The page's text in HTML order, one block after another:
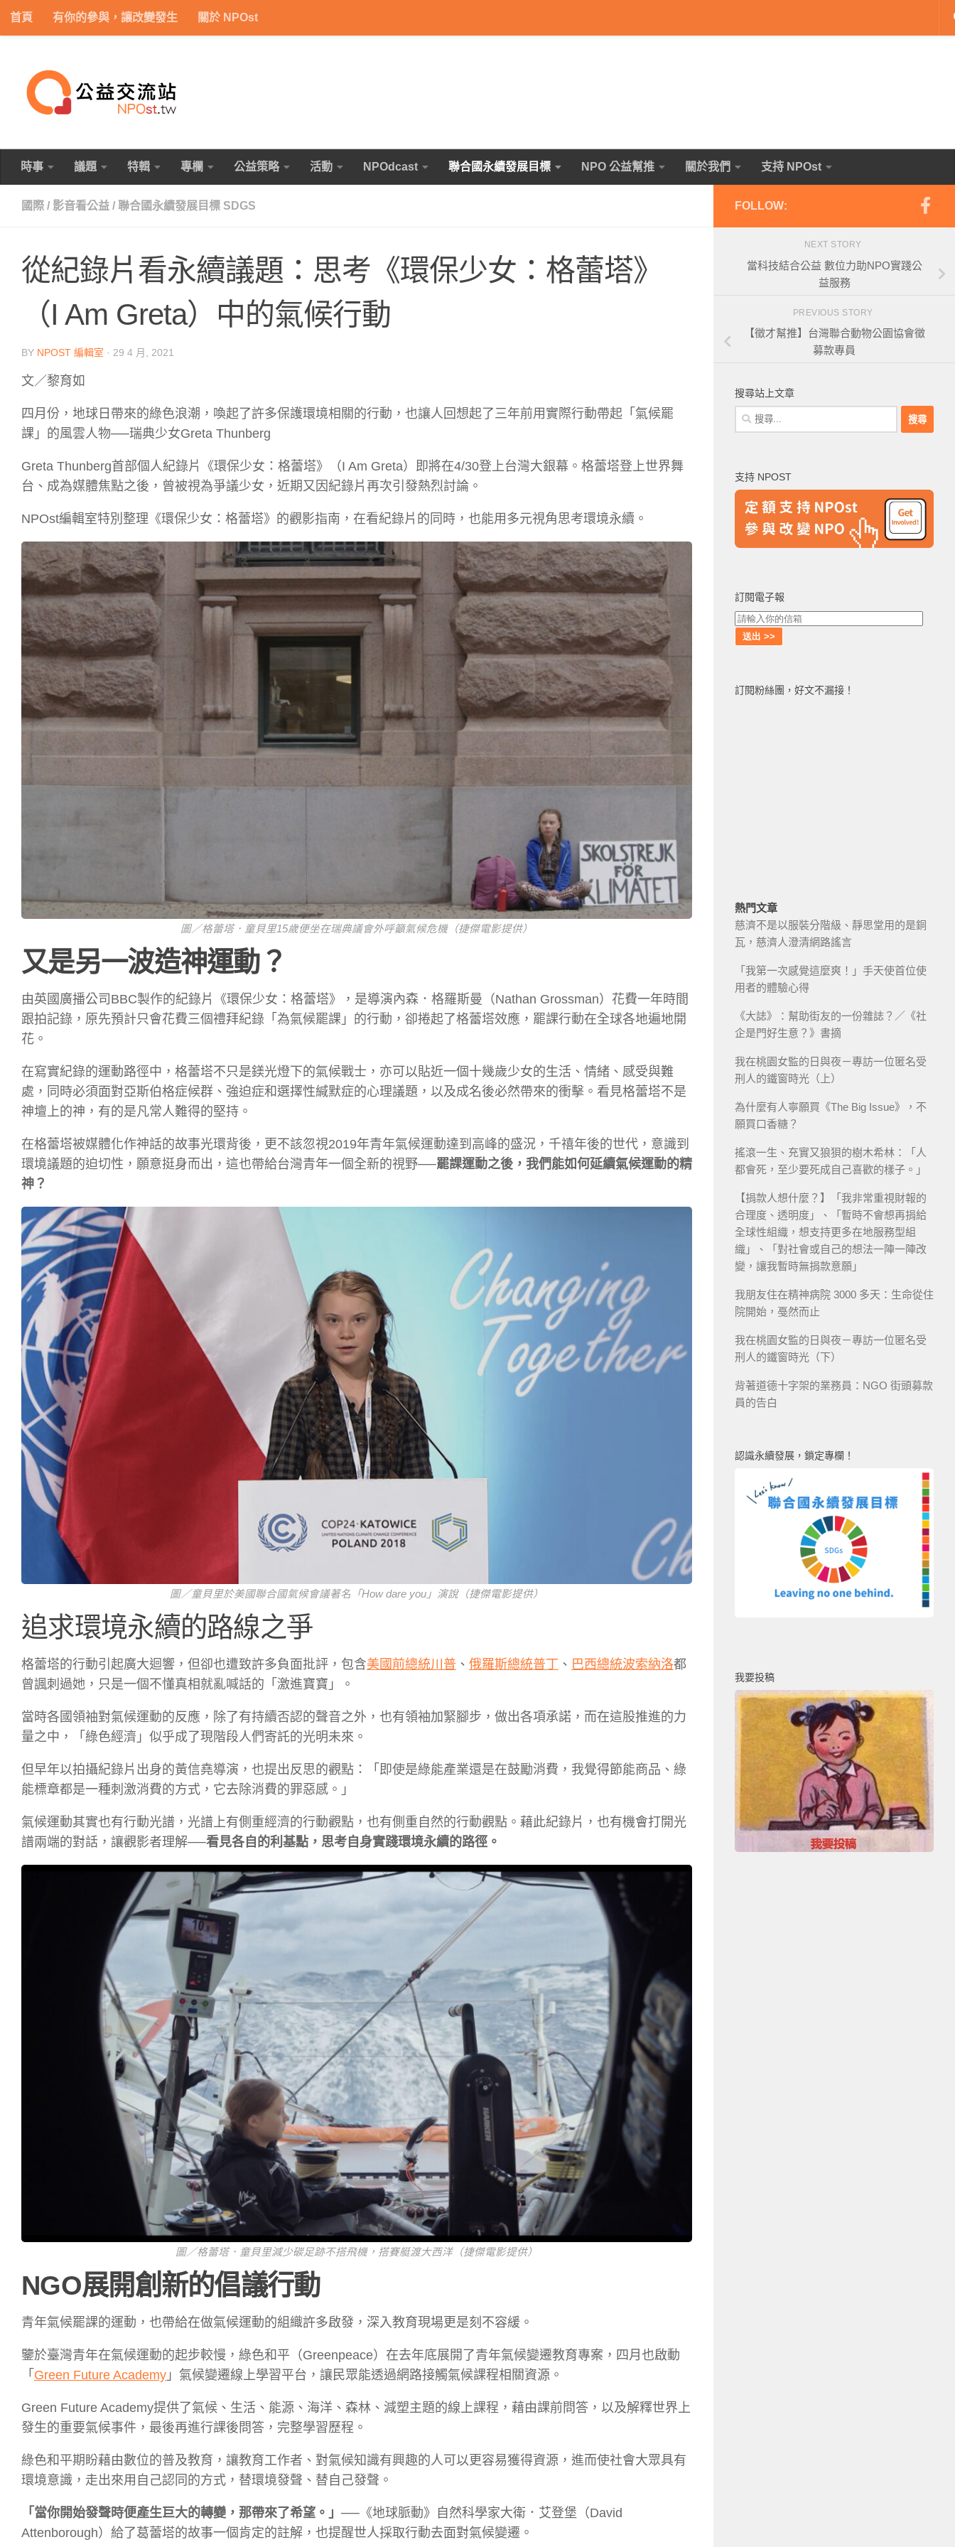
Skip to content
首頁 有你的參與，讓改變發生 關於 NPOst
時事 議題 特輯 專欄 公益策略 活動 NPOdcast 聯合國永續發展目標 NPO 公益幫推 關於我們 支持 NPOst
國際 / 影音看公益 / 聯合國永續發展目標 SDGS
從紀錄片看永續議題：思考《環保少女：格蕾塔》
（I Am Greta）中的氣候行動
BY NPOST 編輯室 · 29 4 月, 2021
文／黎育如
四月份，地球日帶來的綠色浪潮，喚起了許多保護環境相關的行動，也讓人回想起了三年前用實際行動帶起「氣候罷
課」的風雲人物──瑞典少女Greta Thunberg
Greta Thunberg首部個人紀錄片《環保少女：格蕾塔》（I Am Greta）即將在4/30登上台灣大銀幕。格蕾塔登上世界舞
台、成為媒體焦點之後，曾被視為爭議少女，近期又因紀錄片再次引發熱烈討論。
NPOst編輯室特別整理《環保少女：格蕾塔》的觀影指南，在看紀錄片的同時，也能用多元視角思考環境永續。
圖／格蕾塔．童貝里15歲便坐在瑞典議會外呼籲氣候危機（捷傑電影提供）
又是另一波造神運動？
由英國廣播公司BBC製作的紀錄片《環保少女：格蕾塔》，是導演內森．格羅斯曼（Nathan Grossman）花費一年時間
跟拍記錄，原先預計只會花費三個禮拜紀錄「為氣候罷課」的行動，卻捲起了格蕾塔效應，罷課行動在全球各地遍地開
花。
在寫實紀錄的運動路徑中，格蕾塔不只是鎂光燈下的氣候戰士，亦可以貼近一個十幾歲少女的生活、情緒、感受與難
處，同時必須面對亞斯伯格症候群、強迫症和選擇性緘默症的心理議題，以及成名後必然帶來的衝擊。看見格蕾塔不是
神壇上的神，有的是凡常人難得的堅持。
在格蕾塔被媒體化作神話的故事光環背後，更不該忽視2019年青年氣候運動達到高峰的盛況，千禧年後的世代，意識到
環境議題的迫切性，願意挺身而出，這也帶給台灣青年一個全新的視野──罷課運動之後，我們能如何延續氣候運動的精
神？
圖／童貝里於美國聯合國氣候會議著名「How dare you」演說（捷傑電影提供）
追求環境永續的路線之爭
格蕾塔的行動引起廣大迴響，但卻也遭致許多負面批評，包含美國前總統川普 、 俄羅斯總統普丁 、 巴西總統波索納洛都
曾諷刺過她，只是一個不懂真相就亂喊話的「激進寶寶」。
當時各國領袖對氣候運動的反應，除了有持續否認的聲音之外，也有領袖加緊腳步，做出各項承諾，而在這股推進的力
量之中，「綠色經濟」似乎成了現階段人們寄託的光明未來。
但早年以拍攝紀錄片出身的黃信堯導演，也提出反思的觀點：「即使是綠能產業還是在鼓勵消費，我覺得節能商品、綠
能標章都是一種刺激消費的方式，它去除消費的罪惡感。」
氣候運動其實也有行動光譜，光譜上有側重經濟的行動觀點，也有側重自然的行動觀點。藉此紀錄片，也有機會打開光
譜兩端的對話，讓觀影者理解──看見各自的利基點，思考自身實踐環境永續的路徑。
圖／格蕾塔．童貝里減少碳足跡不搭飛機，搭賽艇渡大西洋（捷傑電影提供）
NGO展開創新的倡議行動
青年氣候罷課的運動，也帶給在做氣候運動的組織許多啟發，深入教育現場更是刻不容緩。
鑒於臺灣青年在氣候運動的起步較慢，綠色和平（Greenpeace）在去年底展開了青年氣候變遷教育專案，四月也啟動
「 Green Future Academy 」氣候變遷線上學習平台，讓民眾能透過網路接觸氣候課程相關資源。
Green Future Academy提供了氣候、生活、能源、海洋、森林、減塑主題的線上課程，藉由課前問答，以及解釋世界上
發生的重要氣候事件，最後再進行課後問答，完整學習歷程。
綠色和平期盼藉由數位的普及教育，讓教育工作者、對氣候知識有興趣的人可以更容易獲得資源，進而使社會大眾具有
環境意識，走出來用自己認同的方式，替環境發聲、替自己發聲。
「當你開始發聲時便產生巨大的轉變，那帶來了希望。」 ──《地球脈動》自然科學家大衛．艾登堡（David
Attenborough）給了葛蕾塔的故事一個肯定的註解，也提醒世人採取行動去面對氣候變遷。
FOLLOW:
NEXT STORY
當科技結合公益 數位力助NPO實踐公
益服務
PREVIOUS STORY
【徵才幫推】台灣聯合動物公園協會徵
募款專員
搜尋站上文章
搜
尋
字:
支持 NPOST
訂閱電子報
訂閱粉絲團，好文不漏接！
熱門文章
慈濟不是以服裝分階級、靜思堂用的是銅
瓦，慈濟人澄清網路謠言
「我第一次感覺這麼爽！」手天使首位使
用者的體驗心得
《大誌》：幫助街友的一份雜誌？／《社
企是門好生意？》書摘
我在桃園女監的日與夜－專訪一位匿名受
刑人的鐵窗時光（上）
為什麼有人寧願買《The Big Issue》，不
願買口香糖？
搖滾一生、充實又狼狽的樹木希林：「人
都會死，至少要死成自己喜歡的樣子。」
【捐款人想什麼？】「我非常重視財報的
合理度、透明度」、「暫時不會想再捐給
全球性組織，想支持更多在地服務型組
織」、「對社會或自己的想法一陣一陣改
變，讓我暫時無捐款意願」
我朋友住在精神病院 3000 多天：生命從住
院開始，戞然而止
我在桃園女監的日與夜－專訪一位匿名受
刑人的鐵窗時光（下）
背著道德十字架的業務員：NGO 街頭募款
員的告白
認識永續發展，鎖定專欄！
我要投稿